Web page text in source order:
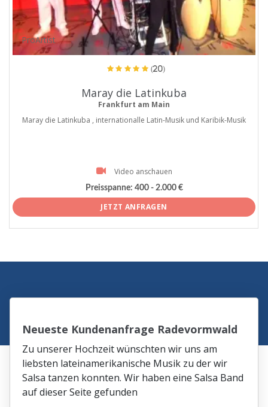
ProArtist
(20)
Maray die Latinkuba
Frankfurt am Main
Maray die Latinkuba , internationalle Latin-Musik und Karibik-Musik
Video anschauen
Preisspanne: 400 - 2.000 €
JETZT ANFRAGEN
Neueste Kundenanfrage Radevormwald
Zu unserer Hochzeit wünschten wir uns am
liebsten lateinamerikanische Musik zu der wir
Salsa tanzen konnten. Wir haben eine Salsa Band
auf dieser Seite gefunden